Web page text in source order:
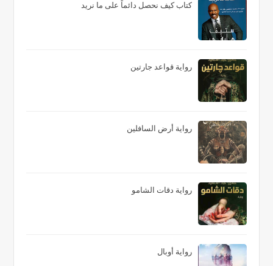
كتاب كيف نحصل دائماً على ما نريد
رواية قواعد جارتين
رواية أرض السافلين
رواية دقات الشامو
رواية أوبال